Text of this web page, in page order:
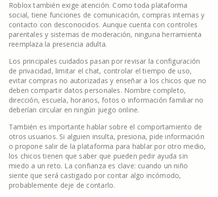
Roblox también exige atención. Como toda plataforma
social, tiene funciones de comunicación, compras internas y
contacto con desconocidos. Aunque cuenta con controles
parentales y sistemas de moderación, ninguna herramienta
reemplaza la presencia adulta.
Los principales cuidados pasan por revisar la configuración
de privacidad, limitar el chat, controlar el tiempo de uso,
evitar compras no autorizadas y enseñar a los chicos que no
deben compartir datos personales. Nombre completo,
dirección, escuela, horarios, fotos o información familiar no
deberían circular en ningún juego online.
También es importante hablar sobre el comportamiento de
otros usuarios. Si alguien insulta, presiona, pide información
o propone salir de la plataforma para hablar por otro medio,
los chicos tienen que saber que pueden pedir ayuda sin
miedo a un reto. La confianza es clave: cuando un niño
siente que será castigado por contar algo incómodo,
probablemente deje de contarlo.